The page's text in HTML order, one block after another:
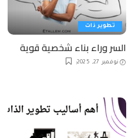
تطوير ذات
السر وراء بناء شخصية قوية
نوفمبر 27, 2025